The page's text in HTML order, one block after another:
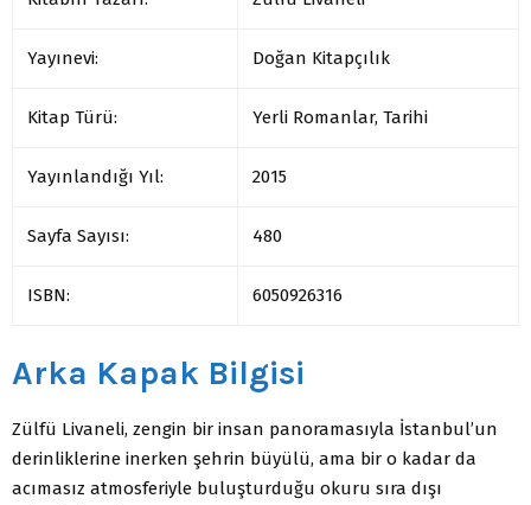
Yayınevi: Doğan Kitapçılık
Kitap Türü: Yerli Romanlar, Tarihi
Yayınlandığı Yıl: 2015
Sayfa Sayısı: 480
ISBN: 6050926316
Arka Kapak Bilgisi
Zülfü Livaneli, zengin bir insan panoramasıyla İstanbul’un
derinliklerine inerken şehrin büyülü, ama bir o kadar da
acımasız atmosferiyle buluşturduğu okuru sıra dışı